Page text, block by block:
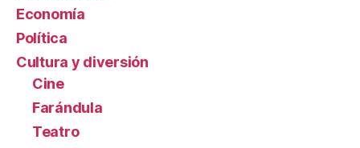
Economía
Política
Cultura y diversión
Cine
Farándula
Teatro